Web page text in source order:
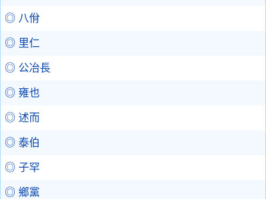
◎ 八佾
◎ 里仁
◎ 公冶長
◎ 雍也
◎ 述而
◎ 泰伯
◎ 子罕
◎ 鄉黨